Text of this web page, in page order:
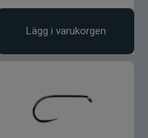
Lägg i varukorgen